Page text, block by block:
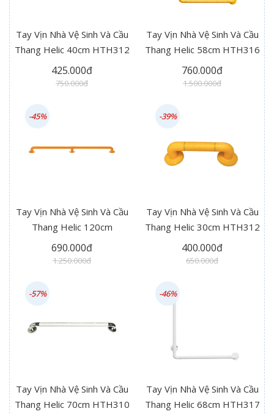
Tay Vịn Nhà Vệ Sinh Và Cầu
Thang Helic 40cm HTH312
425.000đ
750.000đ
Tay Vịn Nhà Vệ Sinh Và Cầu
Thang Helic 58cm HTH316
760.000đ
1.500.000đ
Tay Vịn Nhà Vệ Sinh Và Cầu
Thang Helic 120cm
HTH312 Plus
690.000đ
1.250.000đ
-45%
Tay Vịn Nhà Vệ Sinh Và Cầu
Thang Helic 30cm HTH312
400.000đ
650.000đ
-39%
Tay Vịn Nhà Vệ Sinh Và Cầu
Thang Helic 70cm HTH310
-57%
Tay Vịn Nhà Vệ Sinh Và Cầu
Thang Helic 68cm HTH317
-46%